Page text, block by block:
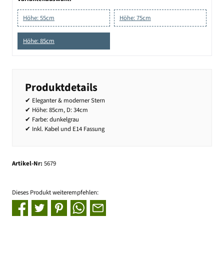
Höhe: 55cm Höhe: 75cm
Höhe: 85cm
Produktdetails
✔ Eleganter & moderner Stern
✔ Höhe: 85cm, D: 34cm
✔ Farbe: dunkelgrau
✔ Inkl. Kabel und E14 Fassung
Artikel-Nr: 5679
Dieses Produkt weiterempfehlen: